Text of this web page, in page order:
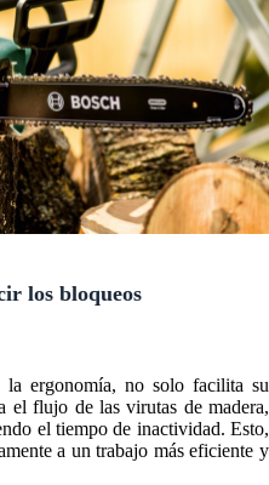
los bloqueos
la ergonomía, no solo facilita su
el flujo de las virutas de madera,
el tiempo de inactividad. Esto,
a un trabajo más eficiente y